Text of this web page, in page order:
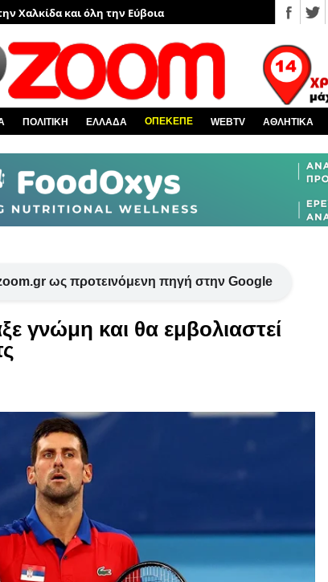
Χαλκίδα και όλη την Εύβοια
από την Ελλάδα
του EviaZoom.gr
νέα
κόσμο
ΠΟΛΙΤΙΚΗ ΕΛΛΑΔΑ ΟΠΕΚΕΠΕ WEBTV ΑΘΛΗΤΙΚΑ
ως προτεινόμενη πηγή στην Google
γνώμη και θα εμβολιαστεί